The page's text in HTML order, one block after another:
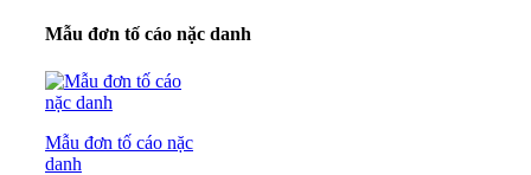
Mẫu đơn tố cáo nặc danh
Mẫu đơn tố cáo nặc
danh